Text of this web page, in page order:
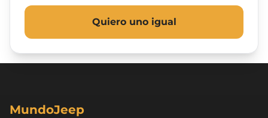
Quiero uno igual
MundoJeep